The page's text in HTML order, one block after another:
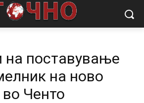
на поставување камен темелник на
на поставување
на ново
Ченто